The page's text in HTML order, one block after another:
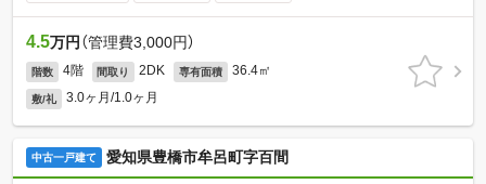
4.5万円 （管理費3,000円）
階数 4階 間取り 2DK 専有面積 36.4㎡
敷/礼 3.0ヶ月/1.0ヶ月
中古一戸建て 愛知県豊橋市牟呂町字百間